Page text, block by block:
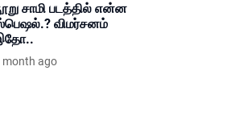
சாமி படத்தில் என்ன
விமர்சனம்
month ago